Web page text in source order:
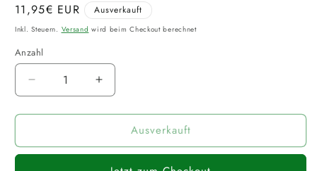
Normaler
Preis
11,95€ EUR Ausverkauft
Inkl. Steuern. Versand wird beim Checkout berechnet
Anzahl
Verringere
die
Menge
Ogeez
Erhöhe
die
Menge
Ogeez
Ausverkauft